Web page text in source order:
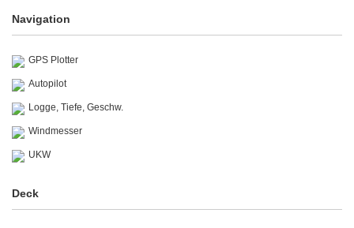
Navigation
GPS Plotter
Autopilot
Logge, Tiefe, Geschw.
Windmesser
UKW
Deck